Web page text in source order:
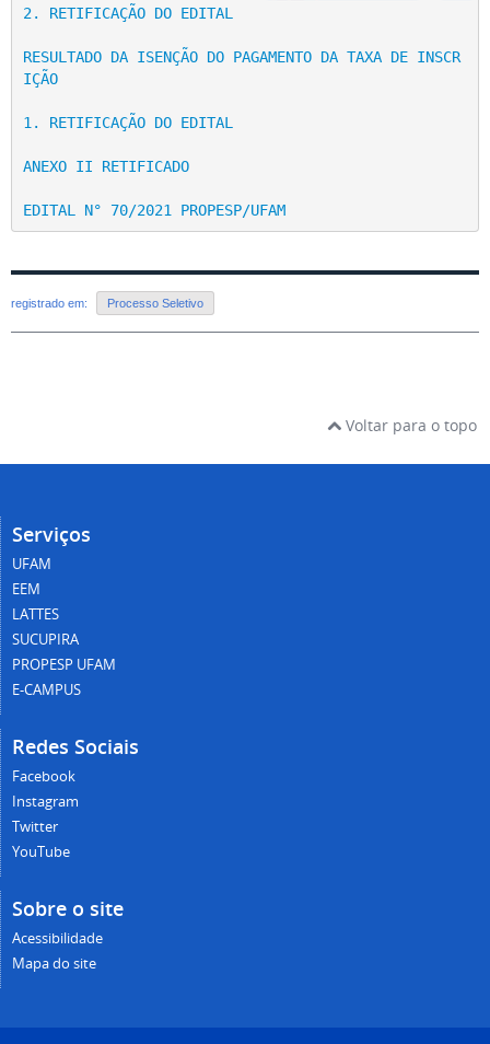
2. RETIFICAÇÃO DO EDITAL
RESULTADO DA ISENÇÃO DO PAGAMENTO DA TAXA DE INSCR
IÇÃO
1. RETIFICAÇÃO DO EDITAL
ANEXO II RETIFICADO
EDITAL N° 70/2021 PROPESP/UFAM
registrado em: Processo Seletivo
Voltar para o topo
Serviços
UFAM
EEM
LATTES
SUCUPIRA
PROPESP UFAM
E-CAMPUS
Redes Sociais
Facebook
Instagram
Twitter
YouTube
Sobre o site
Acessibilidade
Mapa do site